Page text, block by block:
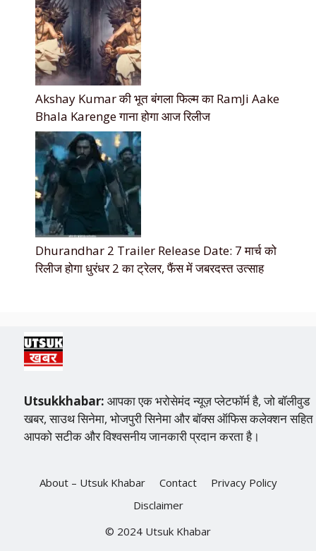
Akshay Kumar की भूत बंगला फिल्म का RamJi Aake
Bhala Karenge गाना होगा आज रिलीज
Dhurandhar 2 Trailer Release Date: 7 मार्च को
रिलीज होगा धुरंधर 2 का ट्रेलर, फैंस में जबरदस्त उत्साह
Utsukkhabar: आपका एक भरोसेमंद न्यूज़ प्लेटफॉर्म है, जो बॉलीवुड
खबर, साउथ सिनेमा, भोजपुरी सिनेमा और बॉक्स ऑफिस कलेक्शन सहित
आपको सटीक और विश्वसनीय जानकारी प्रदान करता है।
About – Utsuk Khabar Contact
Privacy Policy
Disclaimer
© 2024 Utsuk Khabar